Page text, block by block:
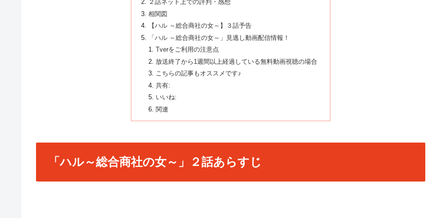
２話ネット上での評判・感想
相関図
【ハル ～総合商社の女～】３話予告
「ハル ～総合商社の女～」見逃し動画配信情報！
Tverをご利用の注意点
放送終了から1週間以上経過している無料動画視聴の場合
こちらの記事もオススメです♪
共有:
いいね:
関連
「ハル～総合商社の女～」２話あらすじ